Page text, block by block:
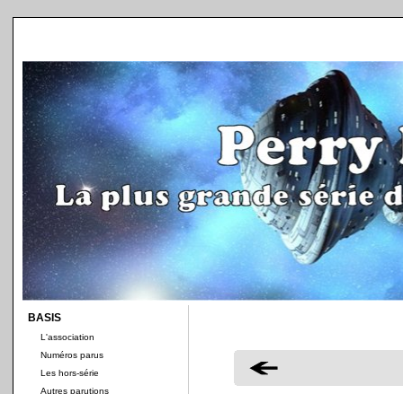
BASIS
L'association
Numéros parus
Les hors-série
Autres parutions